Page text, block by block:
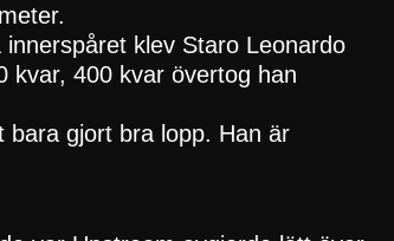
klev Staro Leonardo
kvar, 400 kvar övertog han
bara gjort bra lopp. Han är